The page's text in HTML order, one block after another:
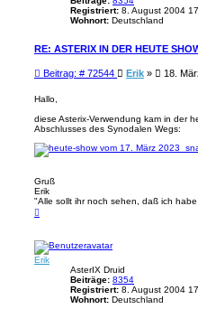
Registriert: 8. August 2004
Wohnort: Deutschland
RE: ASTERIX IN DER HEUTE
Beitrag: # 72544B
r
a
g
Erik » 18.
Hallo,
diese Asterix-Verwendung kam in der
Abschlusses des Synodalen Wegs:
Gruß
Erik
"Alle sollt ihr noch sehen, daß ich
a
h
o
b
Erik
AsterIX Druid
Beiträge: 8354
Registriert: 8. August 2004
Wohnort: Deutschland